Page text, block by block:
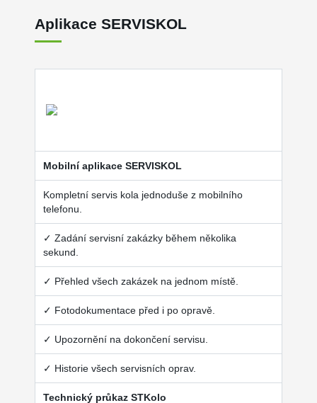
Aplikace SERVISKOL
Mobilní aplikace SERVISKOL
Kompletní servis kola jednoduše z mobilního
telefonu.
✓ Zadání servisní zakázky během několika
sekund.
✓ Přehled všech zakázek na jednom místě.
✓ Fotodokumentace před i po opravě.
✓ Upozornění na dokončení servisu.
✓ Historie všech servisních oprav.
Technický průkaz STKolo